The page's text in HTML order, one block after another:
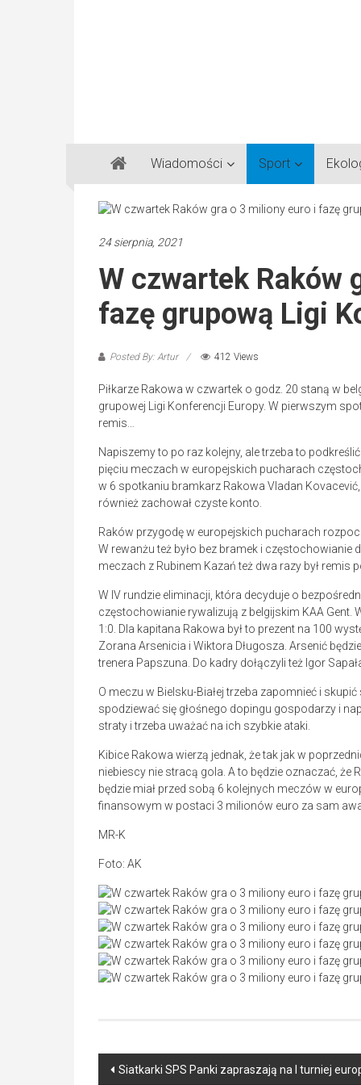
Gazeta
Regionalna
Częstochowa,
Lubliniec,
Wiadomości Sport
24 sierpnia, 2021
W czwartek Raków
fazę grupową Ligi
Posted By: Artur 412 Views
Piłkarze Rakowa w czwartek o godz. 20 staną w
grupowej Ligi Konferencji Europy. W pierwszym
remis…
Napiszemy to po raz kolejny, ale trzeba to
pięciu meczach w europejskich pucharach
w 6 spotkaniu bramkarz Rakowa Vladan
również zachował czyste konto.
Raków przygodę w europejskich pucharach
W rewanżu też było bez bramek i
meczach z Rubinem Kazań też dwa razy był remis
W IV rundzie eliminacji, która decyduje o
częstochowianie rywalizują z belgijskim KAA Gent.
1:0. Dla kapitana Rakowa był to prezent na 100
Zorana Arsenicia i Wiktora Długosza. Arsenić
trenera Papszuna. Do kadry dołączyli też Igor
O meczu w Bielsku-Białej trzeba zapomnieć i
spodziewać się głośnego dopingu gospodarzy i
straty i trzeba uważać na ich szybkie ataki.
Kibice Rakowa wierzą jednak, że tak jak w
niebiescy nie stracą gola. A to będzie oznaczać,
będzie miał przed sobą 6 kolejnych meczów w
finansowym w postaci 3 milionów euro za sam
MR-K
Foto: AK
Post
Siatkarki SPS Panki zapraszają na I turniej